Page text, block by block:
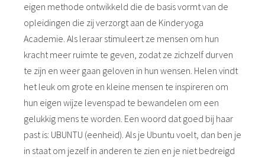
eigen methode ontwikkeld die de basis vormt van de
opleidingen die zij verzorgt aan de Kinderyoga
Academie. Als leraar stimuleert ze mensen om hun
kracht meer ruimte te geven, zodat ze zichzelf durven
te zijn en weer gaan geloven in hun wensen. Helen vindt
het leuk om grote en kleine mensen te inspireren om
hun eigen wijze levenspad te bewandelen om een
gelukkig mens te worden. Een woord dat goed bij haar
past is: UBUNTU (eenheid). Als je Ubuntu voelt, dan ben je
in staat om jezelf in anderen te zien en je niet bedreigd